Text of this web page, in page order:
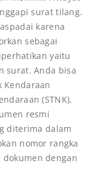
surat tilang.
karena
sebagai
yaitu
surat. Anda bisa
Kendaraan
(STNK),
resmi
diterima dalam
nomor rangka
dengan